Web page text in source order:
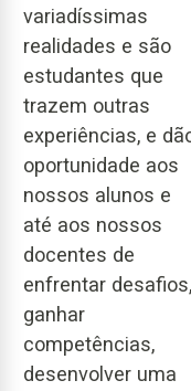
variadíssimas
realidades e são
estudantes que
trazem outras
experiências, e
oportunidade aos
nossos alunos e
até aos nossos
docentes de
enfrentar desafios,
ganhar
competências,
desenvolver uma